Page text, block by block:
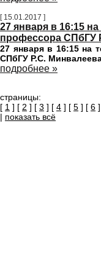
[ 15.01.2017 ]
27 января в 16:15
профессора СПбГУ
27 января в 16:15 на
СПбГУ Р.С.
подробнее »
страницы:
[ 1 ] [ 2 ] [ 3 ] [ 4 ] [ 5 ] [ 6
| показать всё